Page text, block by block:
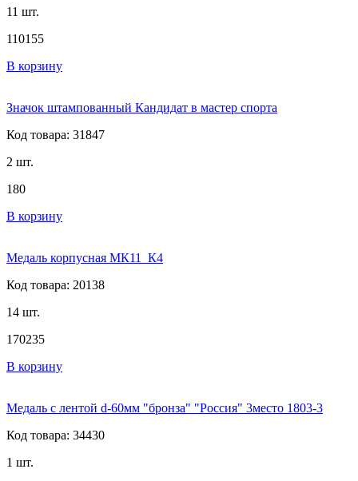
11 шт.
110155
В корзину
Значок штампованный Кандидат в мастер спорта
Код товара: 31847
2 шт.
180
В корзину
Медаль корпусная МК11_К4
Код товара: 20138
14 шт.
170235
В корзину
Медаль с лентой d-60мм "бронза" "Россия" 3место 1803-3
Код товара: 34430
1 шт.